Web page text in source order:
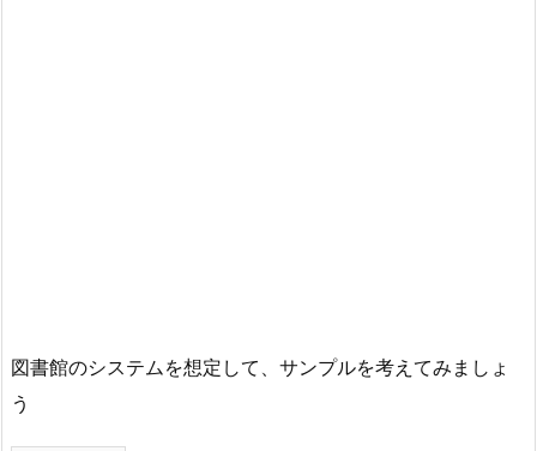
図書館のシステムを想定して、サンプルを考えてみましょ
う